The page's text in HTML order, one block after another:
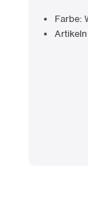
Farbe: